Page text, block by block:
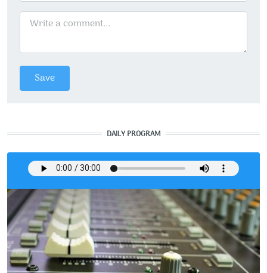
DAILY PROGRAM